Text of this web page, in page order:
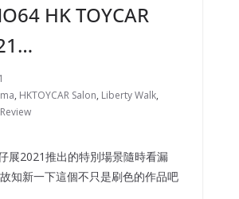
HK TOYCAR
, HKTOYCAR Salon, Liberty Walk,
Review
展2021推出的特別場景隨時看漏
知新一下這個不只是刷色的作品吧